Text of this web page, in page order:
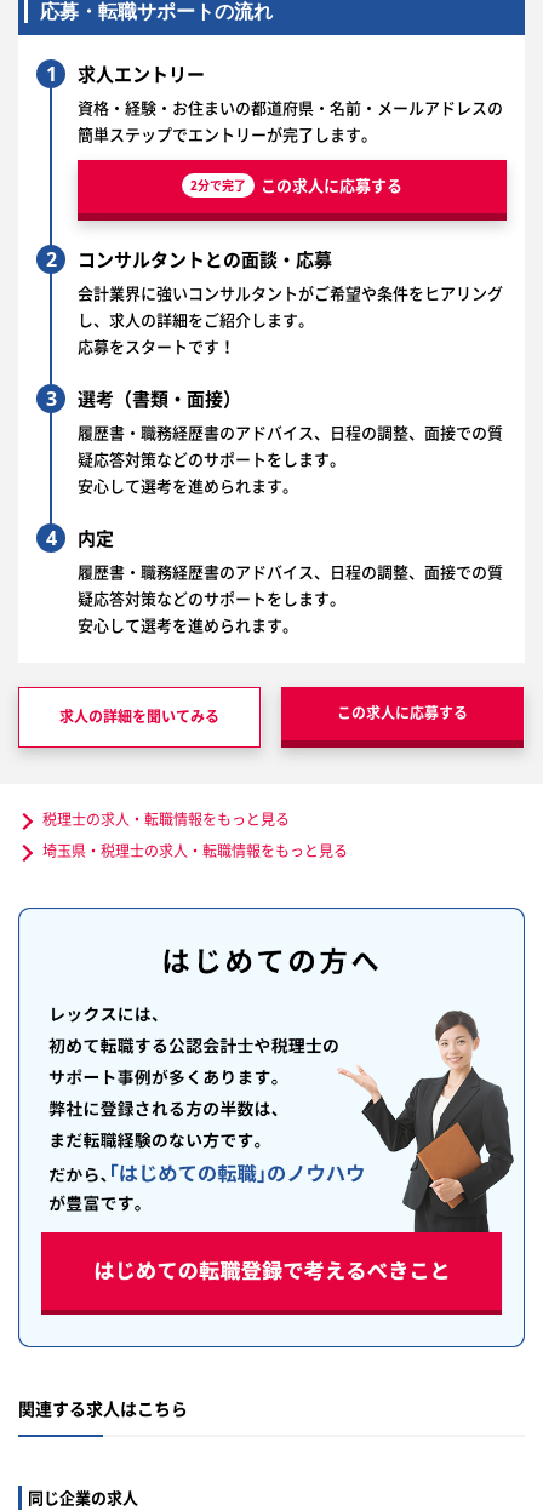
応募・転職サポートの流れ
1 求人エントリー
資格・経験・お住まいの都道府県・名前・メールアドレスの
簡単ステップでエントリーが完了します。
2分で完了 この求人に応募する
2 コンサルタントとの面談・応募
会計業界に強いコンサルタントがご希望や条件をヒアリング
し、求人の詳細をご紹介します。
応募をスタートです！
3 選考（書類・面接）
履歴書・職務経歴書のアドバイス、日程の調整、面接での質
疑応答対策などのサポートをします。
安心して選考を進められます。
4 内定
履歴書・職務経歴書のアドバイス、日程の調整、面接での質
疑応答対策などのサポートをします。
安心して選考を進められます。
求人の詳細を聞いてみる この求人に応募する
税理士の求人・転職情報をもっと見る
埼玉県・税理士の求人・転職情報をもっと見る
関連する求人はこちら
同じ企業の求人